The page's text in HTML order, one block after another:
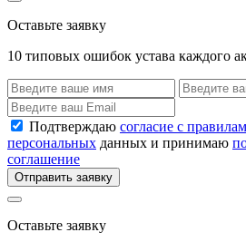
Оставьте заявку
10 типовых ошибок устава каждого
Подтверждаю согласие с
персональных данных и принимаю
соглашение
Отправить заявку
Оставьте заявку